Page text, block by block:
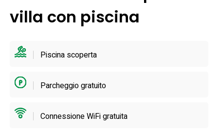
perciò è consigliata la presenza di un’auto di piccole o
medie dimensioni; il servizio di concierge facilita
Dal punto di vista pratico la villa è adatta a coppie e
mete classiche come Sorrento, Capri e la Costiera
fruibilità degli ambienti e delle terrazze con vista. La
villa con piscina
Piscina scoperta
Parcheggio gratuito
Connessione WiFi gratuita